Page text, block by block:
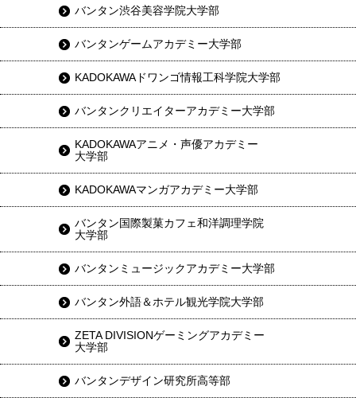
バンタン渋谷美容学院大学部
バンタンゲームアカデミー大学部
KADOKAWAドワンゴ情報工科学院大学部
バンタンクリエイターアカデミー大学部
KADOKAWAアニメ・声優アカデミー
大学部
KADOKAWAマンガアカデミー大学部
バンタン国際製菓カフェ和洋調理学院
大学部
バンタンミュージックアカデミー大学部
バンタン外語＆ホテル観光学院大学部
ZETA DIVISIONゲーミングアカデミー
大学部
バンタンデザイン研究所高等部